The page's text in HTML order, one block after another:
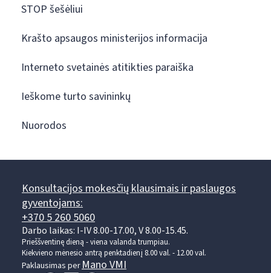
STOP šešėliui
Krašto apsaugos ministerijos informacija
Interneto svetainės atitikties paraiška
Ieškome turto savininkų
Nuorodos
Konsultacijos mokesčių klausimais ir paslaugos
gyventojams:
+370 5 260 5060
Darbo laikas: I-IV 8.00-17.00, V 8.00-15.45.
Prieššventinę dieną - viena valanda trumpiau.
Kiekvieno mėnesio antrą penktadienį 8.00 val. - 12.00 val.
Paklausimas perMano VMI